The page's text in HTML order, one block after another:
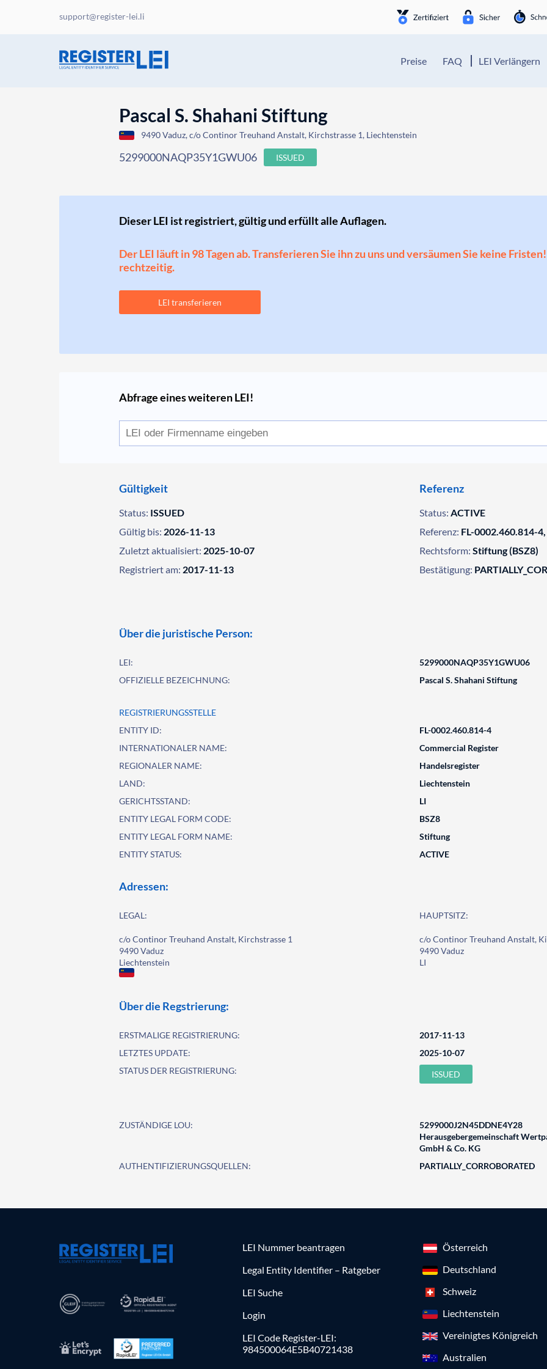
support@register-lei.li
Preise FAQ LEI Verlängern
Pascal S. Shahani Stiftung
9490 Vaduz, c/o Continor Treuhand Anstalt, Kirchstrasse 1, Liechtenstein
5299000NAQP35Y1GWU06 ISSUED
Dieser LEI ist registriert, gültig und erfüllt alle Auflagen.
Der LEI läuft in 98 Tagen ab. Transferieren Sie ihn zu uns und versäumen Sie keine
rechtzeitig.
LEI transferieren
Abfrage eines weiteren LEI!
Gültigkeit
Status: ISSUED
Gültig bis: 2026-11-13
Zuletzt aktualisiert: 2025-10-07
Registriert am: 2017-11-13
Referenz
Status: ACTIVE
Referenz: FL-0002.460.814-
Rechtsform: Stiftung (BSZ8)
Bestätigung:
Über die juristische Person:
LEI:
5299000NAQP35Y1GWU06
OFFIZIELLE BEZEICHNUNG:
Pascal S. Shahani Stiftung
REGISTRIERUNGSSTELLE
ENTITY ID:
FL-0002.460.814-4
INTERNATIONALER NAME:
Commercial Register
REGIONALER NAME:
Handelsregister
LAND:
Liechtenstein
GERICHTSSTAND:
LI
ENTITY LEGAL FORM CODE:
BSZ8
ENTITY LEGAL FORM NAME:
Stiftung
ENTITY STATUS:
ACTIVE
Adressen:
LEGAL:
c/o Continor Treuhand Anstalt, Kirchstrasse 1
9490 Vaduz
Liechtenstein
HAUPTSITZ:
c/o Continor Treuhand Anstalt,
9490 Vaduz
LI
Über die Regstrierung:
ERSTMALIGE REGISTRIERUNG:
2017-11-13
LETZTES UPDATE:
2025-10-07
STATUS DER REGISTRIERUNG:
ISSUED
ZUSTÄNDIGE LOU:
5299000J2N45DDNE4Y28
Herausgebergemeinschaft
GmbH & Co. KG
AUTHENTIFIZIERUNGSQUELLEN:
PARTIALLY_CORROBORATED
LEI Nummer beantragen
Legal Entity Identifier – Ratgeber
LEI Suche
Login
LEI Code Register-LEI:
984500064E5B40721438
Österreich
Deutschland
Schweiz
Liechtenstein
Vereinigtes Königreich
Australien